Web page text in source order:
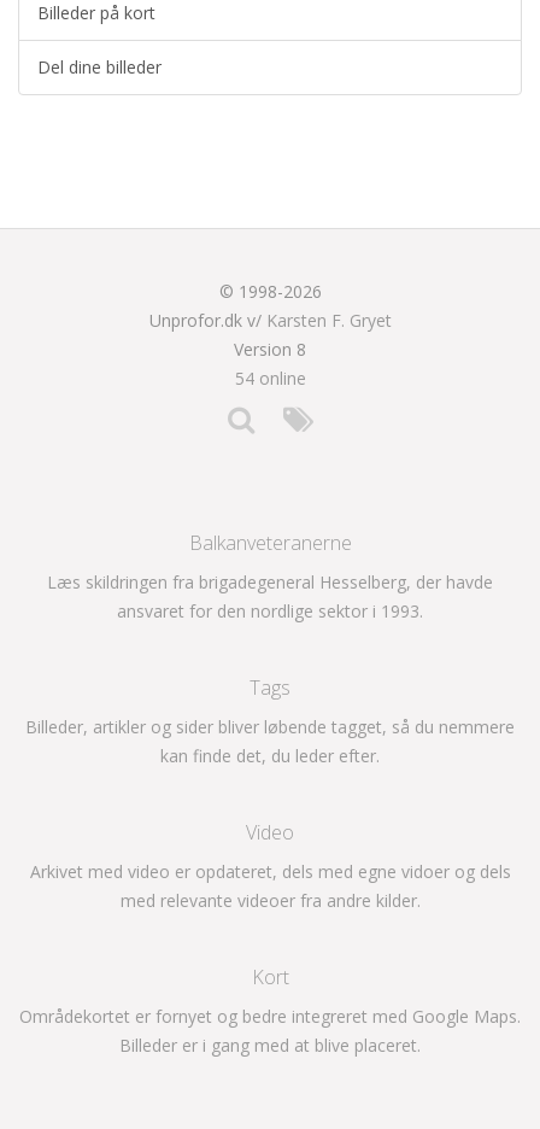
Billeder på kort
Del dine billeder
© 1998-2026
Unprofor.dk v/ Karsten F. Gryet
Version 8
54 online
Balkanveteranerne
Læs skildringen fra brigadegeneral Hesselberg, der havde
ansvaret for den nordlige sektor i 1993.
Tags
Billeder, artikler og sider bliver løbende tagget, så du nemmere
kan finde det, du leder efter.
Video
Arkivet med video er opdateret, dels med egne vidoer og dels
med relevante videoer fra andre kilder.
Kort
Områdekortet er fornyet og bedre integreret med Google Maps.
Billeder er i gang med at blive placeret.